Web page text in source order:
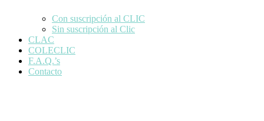
Con suscripción al CLIC
Sin suscripción al Clic
CLAC
COLECLIC
F.A.Q.’s
Contacto